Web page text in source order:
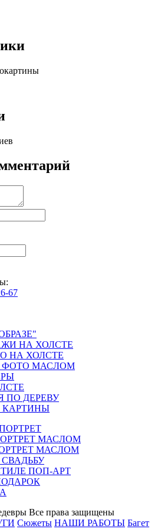
67
НА ХОЛСТЕ
НА ХОЛСТЕ
ФОТО МАСЛОМ
ПО ДЕРЕВУ
КАРТИНЫ
МАСЛОМ
МАСЛОМ
ПОП-АРТ
Все права защищены
Сюжеты НАШИ РАБОТЫ Багет